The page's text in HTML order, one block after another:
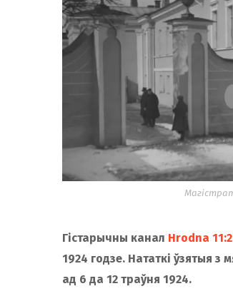
Гістарычны канал Hrodna
1924 годзе. Нататкі ўзятыя
ад 6 да 12 траўня 1924.